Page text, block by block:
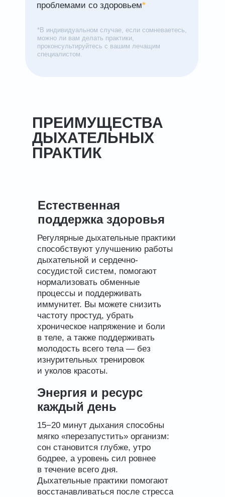
*В индивидуальном случае, если сомневаетесь,
можно ли вам делать практики,
проконсультируйтесь с вашим лечащим
специалистом.
проблемами со здоровьем*
ПРЕИМУЩЕСТВА
ДЫХАТЕЛЬНЫХ
ПРАКТИК
Регулярные дыхательные практики
способствуют улучшению работы
дыхательной и сердечно-
сосудистой систем, помогают
нормализовать обменные
процессы и поддерживать
иммунитет. Вы можете снизить
частоту простуд, убрать
хроническое напряжение и боли
в теле, а также поддерживать
молодость всего тела — без
изнурительных тренировок
и уколов красоты.
15−20 минут дыхания способны
мягко «перезапустить» организм:
сон становится глубже, утро
бодрее, а уровень сил ровнее
в течение всего дня.
Дыхательные практики помогают
восстанавливаться после стресса
Естественная
поддержка здоровья
Энергия и ресурс
каждый день